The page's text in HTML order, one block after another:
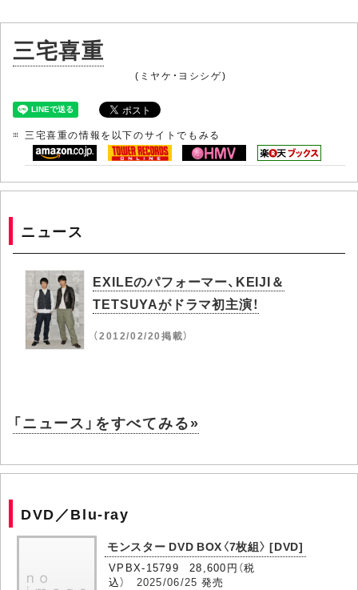
三宅喜重
(ミヤケ・ヨシシゲ)
三宅喜重の情報を以下のサイトでもみる
ニュース
EXILEのパフォーマー、KEIJI＆
TETSUYAがドラマ初主演！
（2012/02/20掲載）
「ニュース」をすべてみる»
DVD／Blu-ray
モンスター DVD BOX〈7枚組〉 [DVD]
VPBX-15799 28,600円（税
込） 2025/06/25 発売